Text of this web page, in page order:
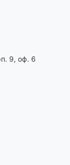
9, оф. 6